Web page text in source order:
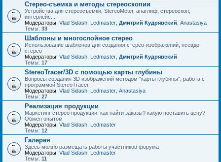
Стерео-съемка и методы стереоскопии
Устройства для стереосъемки, StereoMeter, анаглиф, стереоскоп,
интерлейс...
Модераторы: Vlad Sidash Ledmaster Дмитрий Кудрявский Anastasiya
Темы: 33
Шаблоны и многослойное стерео
Использование шаблонов для создания стерео-изображений, псевдо-
стерео
Модераторы: Vlad Sidash Ledmaster Дмитрий Кудрявский
Темы: 17
StereoTracer/3D с помощью карты глубины
Вопросы создания 3D изображений методом "карты глубины", работа с
программой StereoTracer
Модераторы: Vlad Sidash Ledmaster Anastasiya
Темы: 27
Реализация продукции
Маркетинг стерео продукции: как найти заказы? какую поставить цену?
Обмен опытом
Модераторы: Vlad Sidash Ledmaster
Темы: 12
Галерея
Здесь можно размещать работы участников форума
Модераторы: Vlad Sidash Ledmaster
Темы: 11